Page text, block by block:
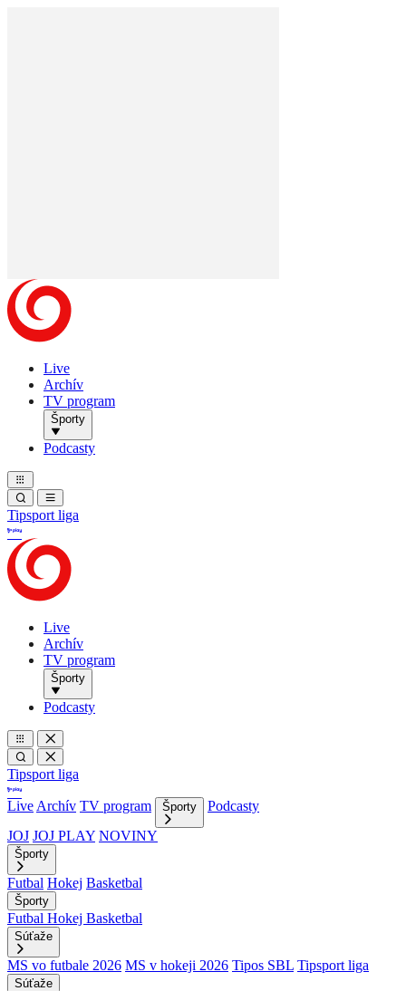
Live
Archív
TV program
Športy
Podcasty
Tipsport liga
Live
Archív
TV program
Športy
Podcasty
Tipsport liga
Live Archív TV program Športy
Podcasty
JOJ JOJ PLAY NOVINY
Športy
Futbal Hokej Basketbal
Športy
Futbal Hokej Basketbal
Súťaže
MS vo futbale 2026 MS v hokeji 2026 Tipos SBL Tipsport liga
Súťaže